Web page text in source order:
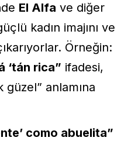
El Alfa ve diğer
kadın imajını ve
Örneğin:
‘tán rica” ifadesi,
güzel” anlamına
como abuelita”